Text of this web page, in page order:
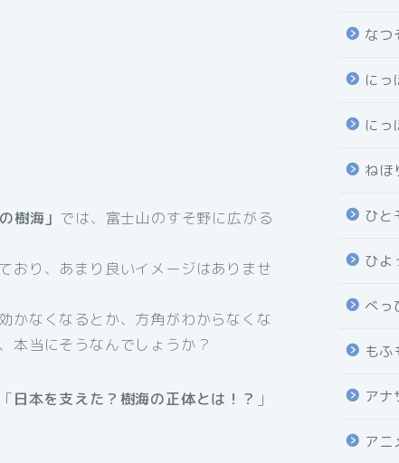
樹海」 では、富士山のすそ野に広がる
おり、あまり良いイメージはありませ
かなくなるとか、方角がわからなくな
本当にそうなんでしょうか？
日本を支えた？樹海の正体とは！？ 」
なつ
に
にっ
ねほ
ひと
ひよ
べっ
もふ
アナ
アニ